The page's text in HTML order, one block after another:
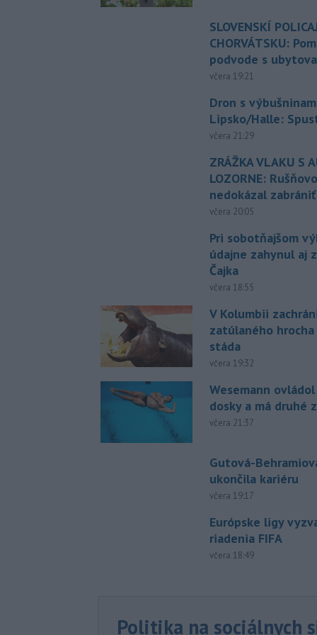
SLOVENSKÍ
CHORVÁTSKU:
podvode s
včera 19:21
Dron s
Lipsko/Halle:
včera 21:29
ZRÁŽKA VLAKU S
LOZORNE:
nedokázal zabrániť
včera 20:05
Pri sobotňajšom
údajne zahynul aj
Čajka
včera 18:55
V Kolumbii
zatúlaného hrocha
stáda
včera 19:32
Wesemann
dosky a má druhé
včera 21:37
Gutová-
ukončila kariéru
včera 19:17
Európske ligy
riadenia FIFA
včera 18:49
Politika na sociálnych